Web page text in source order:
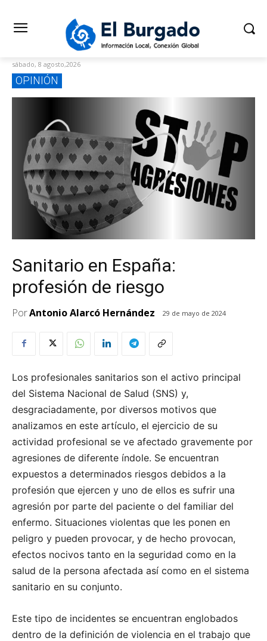
sábado, 8 agosto,2026
OPINIÓN
Sanitario en España:
profesión de riesgo
PorAntonio Alarcó Hernández 29 de mayo de 2024
Los profesionales sanitarios son el activo principal
del Sistema Nacional de Salud (SNS) y,
desgraciadamente, por diversos motivos que
analizamos en este artículo, el ejercicio de su
actividad profesional se ve afectado gravemente por
agresiones de diferente índole. Se encuentran
expuestos a determinados riesgos debidos a la
profesión que ejercen y uno de ellos es sufrir una
agresión por parte del paciente o del familiar del
enfermo. Situaciones violentas que les ponen en
peligro y pueden provocar, y de hecho provocan,
efectos nocivos tanto en la seguridad como en la
salud de la persona afectada así como en el sistema
sanitario en su conjunto.
Este tipo de incidentes se encuentran englobados
dentro de la definición de violencia en el trabajo que